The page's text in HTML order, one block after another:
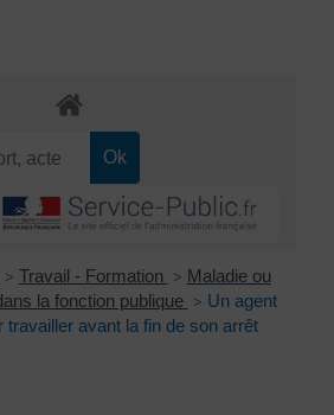
> Travail - Formation > Maladie ou
la fonction publique
> Un agent
travailler avant la fin de son arrêt